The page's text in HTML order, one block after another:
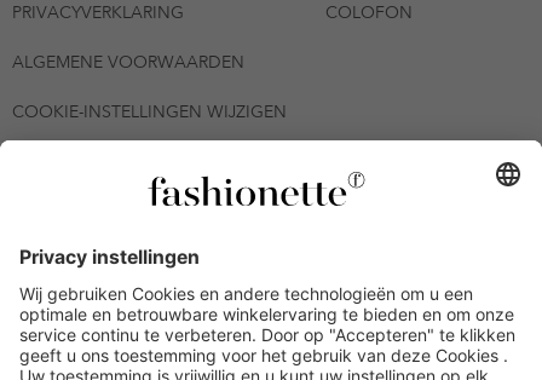
PRIVACYVERKLARING COLOFON
ALGEMENE VOORWAARDEN
COOKIE-INSTELLINGEN WIJZIGEN
© 2026 - fashionette Plattform GmbH
inwisselbaar op alle artikelen op de pagina
fashionette.nl/selected-styles. De voorwaarden zoals vastgelegd in
artikel 9 van de algemene voorwaarden zijn van toepassing.
Bepaalde merken en artikelen kunnen uitgesloten zijn.
Kredietwaardigheid nodig. Alle prijzen inclusief btw en zonder